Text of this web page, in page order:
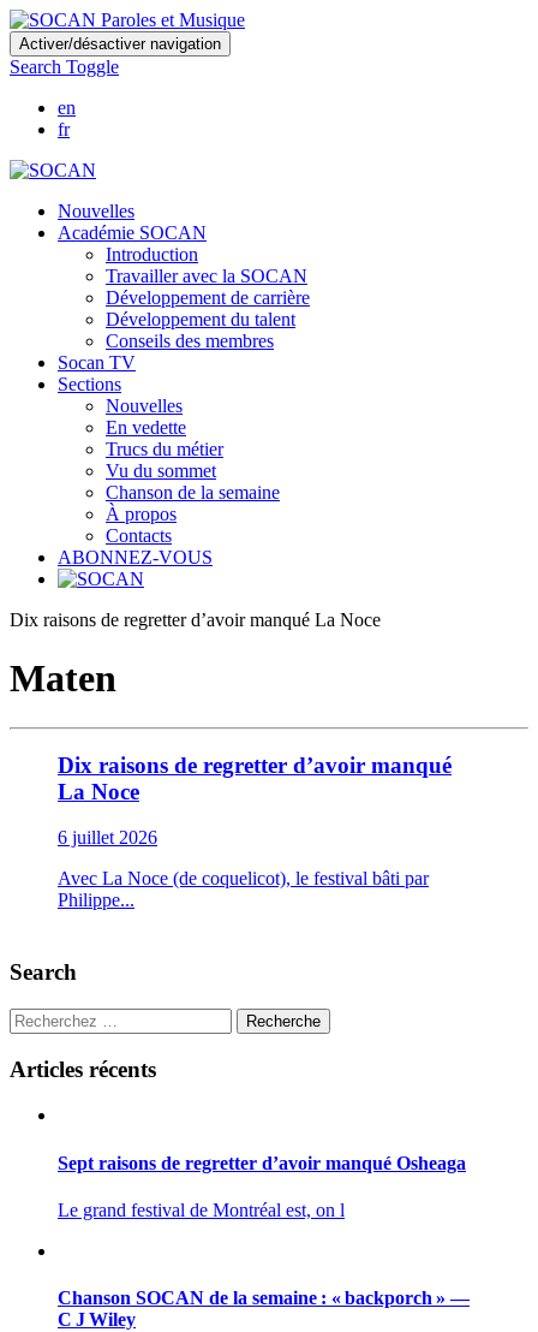
Skip
to
main
content
Activer/désactiver navigation
Search Toggle
en
fr
Nouvelles
Académie SOCAN
Introduction
Travailler avec la SOCAN
Développement de carrière
Développement du talent
Conseils des membres
Socan TV
Sections
Nouvelles
En vedette
Trucs du métier
Vu du sommet
Chanson de la semaine
À propos
Contacts
ABONNEZ-VOUS
Dix raisons de regretter d’avoir manqué La Noce
Maten
Dix raisons de regretter d’avoir manqué
La Noce
6 juillet 2026
Avec La Noce (de coquelicot), le festival bâti par
Philippe...
Search
Recherche
Articles récents
Sept raisons de regretter d’avoir manqué Osheaga
Le grand festival de Montréal est, on l
Chanson SOCAN de la semaine : « backporch » —
C J Wiley